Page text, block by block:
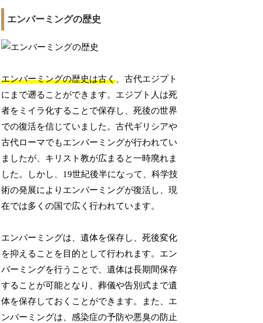
エンバーミングの歴史
エンバーミングの歴史は古く、古代エジプト
にまで遡ることができます。エジプト人は死
者をミイラ化することで保存し、死後の世界
での復活を信じていました。古代ギリシアや
古代ローマでもエンバーミングが行われてい
ましたが、キリスト教が広まると一時廃れま
した。しかし、19世紀後半になって、科学技
術の発展によりエンバーミングが復活し、現
在では多くの国で広く行われています。
エンバーミングは、遺体を保存し、死後変化
を抑えることを目的として行われます。エン
バーミングを行うことで、遺体は長期間保存
することが可能となり、葬儀や告別式まで遺
体を保存しておくことができます。また、エ
ンバーミングは、感染症の予防や悪臭の防止